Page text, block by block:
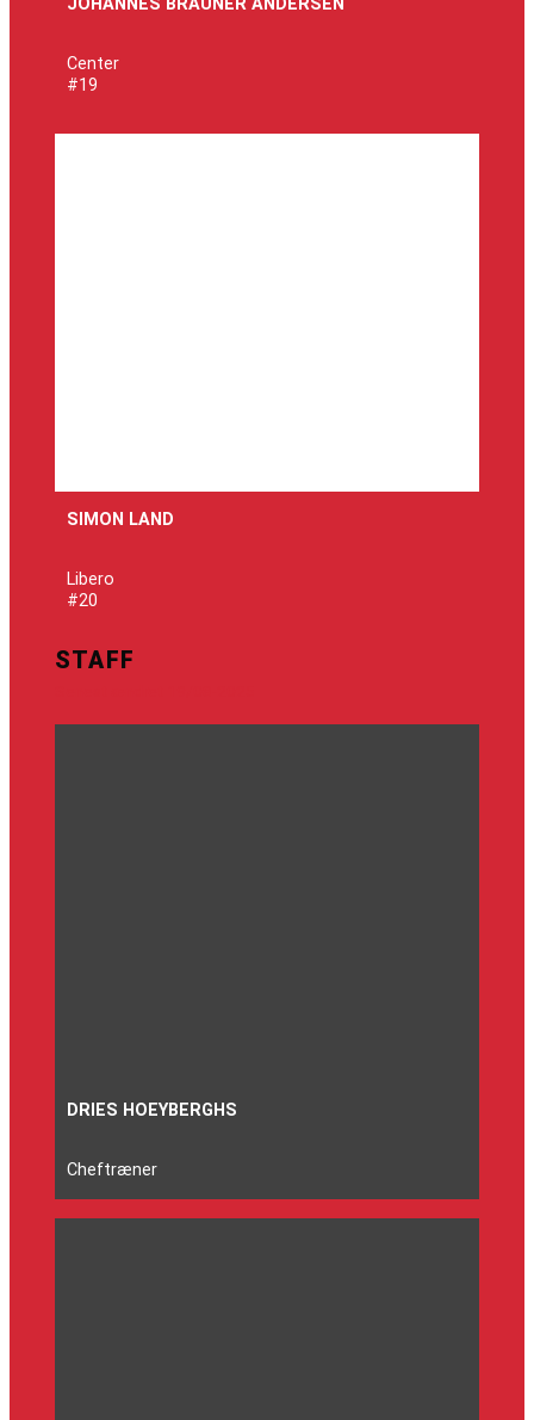
Center
#19
SIMON LAND
Libero
#20
STAFF
DRIES HOEYBERGHS
Cheftræner